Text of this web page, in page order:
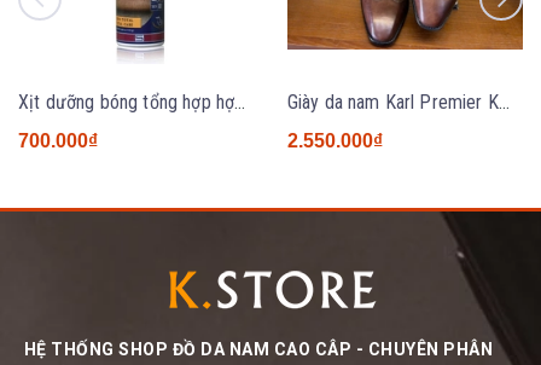
Xịt dưỡng bóng tổng hợp hợp đa năng Saphir Combi 200ml
700.000₫
Giày da nam Karl Premier KM2631 BROWN
2.550.000₫
HỆ THỐNG SHOP ĐỒ DA NAM CAO CÂP - CHUYÊN PHÂN